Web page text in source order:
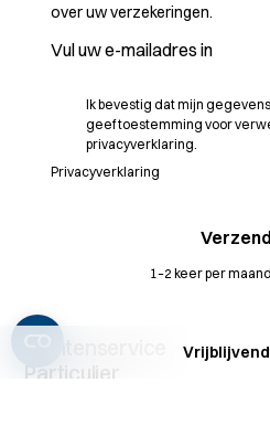
Contact
Particulier
over uw verzekeringen.
Ik bevestig dat mijn
geef toestemming voor
privacyverklaring.
Privacyverklaring
1–2 keer per